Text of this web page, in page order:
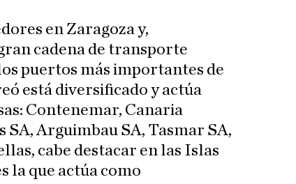
en Zaragoza y,
cadena de transporte
puertos más importantes de
está diversificado y actúa
Contenemar, Canaria
Arguimbau SA, Tasmar SA,
cabe destacar en las Islas
la que actúa como